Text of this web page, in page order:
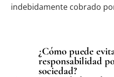
indebidamente cobrado
¿Cómo puede
responsabilidad
sociedad?